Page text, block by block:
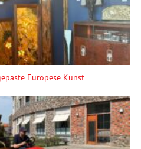
Europese Kunst